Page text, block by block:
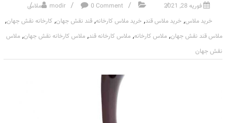
فوریه 28, 2021 modir 0 Comment
ملاس
خرید ملاس, خرید ملاس قند, خرید ملاس کارخانه, قند نقش جهان, کارخانه نقش جهان,
ملاس قند نقش جهان, ملاس کارخانه, ملاس کارخانه قند, ملاس کارخانه نقش جهان, ملاس
نقش جهان